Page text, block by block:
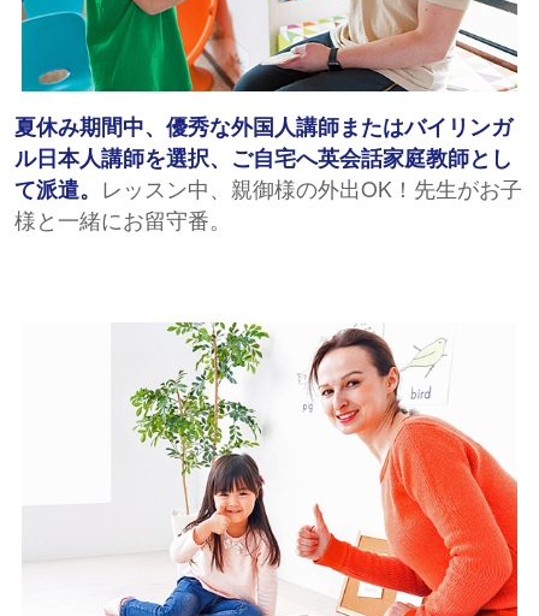
夏休み期間中、優秀な外国人講師またはバイリンガ
ル日本人講師を選択、ご自宅へ英会話家庭教師とし
て派遣。 レッスン中、親御様の外出OK！先生がお子
様と一緒にお留守番。